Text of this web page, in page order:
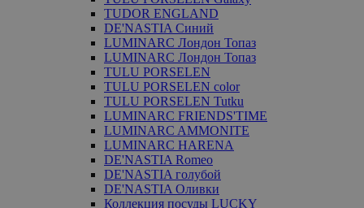
TUDOR ENGLAND
DE'NASTIA Синий
LUMINARC Лондон Топаз
LUMINARC Лондон Топаз
TULU PORSELEN
TULU PORSELEN color
TULU PORSELEN Tutku
LUMINARC FRIENDS'TIME
LUMINARC AMMONITE
LUMINARC HARENA
DE'NASTIA Romeo
DE'NASTIA голубой
DE'NASTIA Оливки
Коллекция посуды LUCKY